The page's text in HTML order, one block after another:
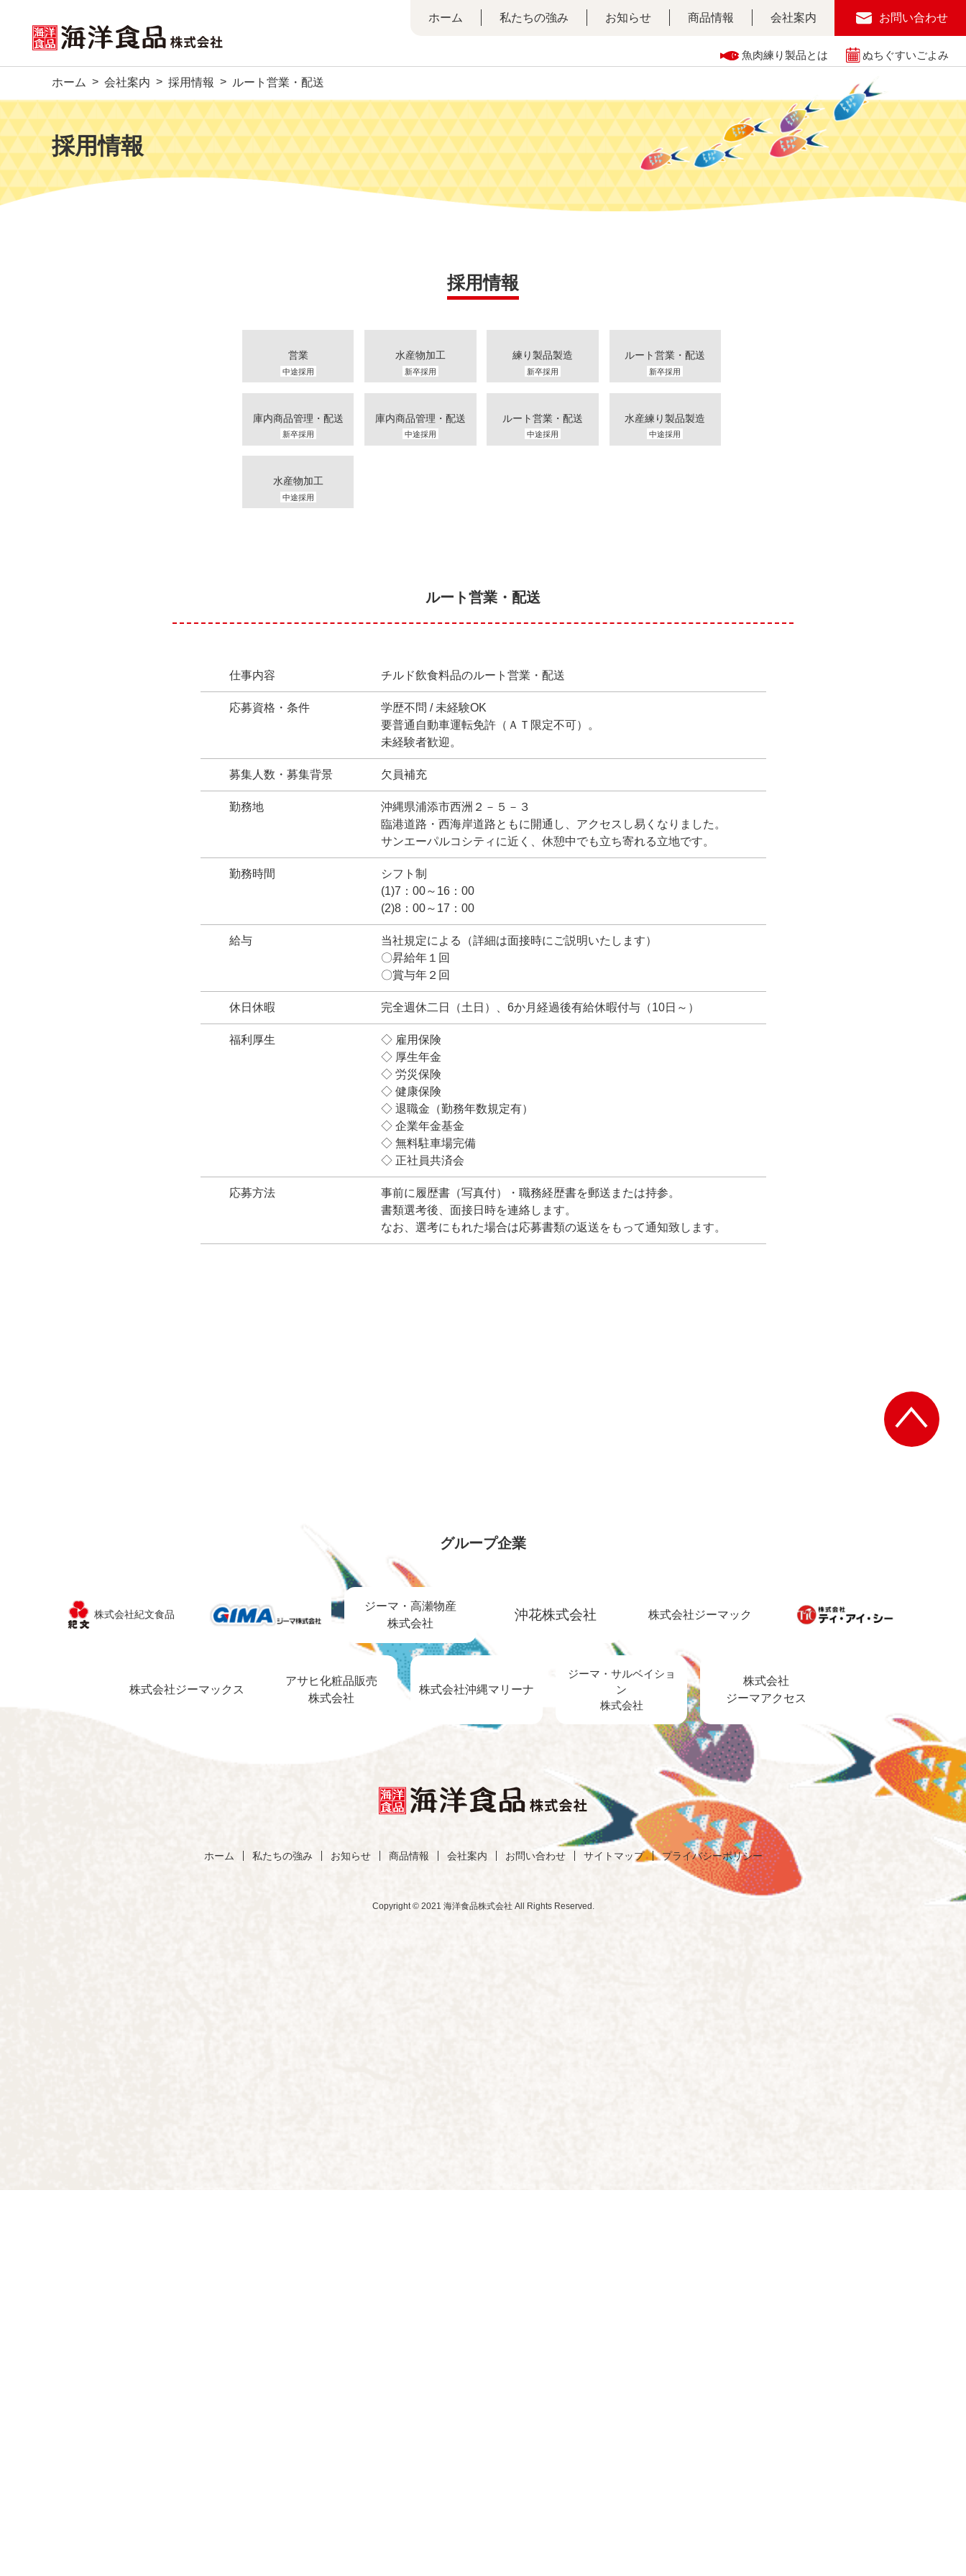
ホーム 私たちの強み お知らせ 商品情報 会社案内 お問い合わせ
魚肉練り製品とは ぬちぐすいごよみ
ホーム 会社案内 採用情報 ルート営業・配送
採用情報
採用情報
営業
中途採用
水産物加工
新卒採用
練り製品製造
新卒採用
ルート営業・配送
新卒採用
庫内商品管理・配送
新卒採用
庫内商品管理・配送
中途採用
ルート営業・配送
中途採用
水産練り製品製造
中途採用
水産物加工
中途採用
ルート営業・配送
仕事内容 チルド飲食料品のルート営業・配送
応募資格・条件
学歴不問 / 未経験OK
要普通自動車運転免許（ＡＴ限定不可）。
未経験者歓迎。
募集人数・募集背景 欠員補充
勤務地
沖縄県浦添市西洲２－５－３
臨港道路・西海岸道路ともに開通し、アクセスし易くなりました。
サンエーパルコシティに近く、休憩中でも立ち寄れる立地です。
勤務時間
シフト制
(1)7：00～16：00
(2)8：00～17：00
給与
当社規定による（詳細は面接時にご説明いたします）
〇昇給年１回
〇賞与年２回
休日休暇 完全週休二日（土日）、6か月経過後有給休暇付与（10日～）
福利厚生
◇ 雇用保険
◇ 厚生年金
◇ 労災保険
◇ 健康保険
◇ 退職金（勤務年数規定有）
◇ 企業年金基金
◇ 無料駐車場完備
◇ 正社員共済会
応募方法
事前に履歴書（写真付）・職務経歴書を郵送または持参。
書類選考後、面接日時を連絡します。
なお、選考にもれた場合は応募書類の返送をもって通知致します。
グループ企業
株式会社紀文食品
ジーマ・高瀬物産
株式会社
沖花株式会社 株式会社ジーマック
株式会社ジーマックス
アサヒ化粧品販売
株式会社
株式会社沖縄マリーナ
ジーマ・サルベイショ
ン
株式会社
株式会社
ジーマアクセス
ホーム 私たちの強み お知らせ 商品情報 会社案内 お問い合わせ サイトマップ プライバシーポリシー
Copyright © 2021 海洋食品株式会社 All Rights Reserved.